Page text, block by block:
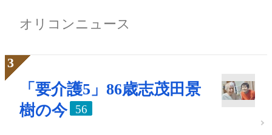
オリコンニュース
「要介護5」86歳志茂田景
樹の今
56